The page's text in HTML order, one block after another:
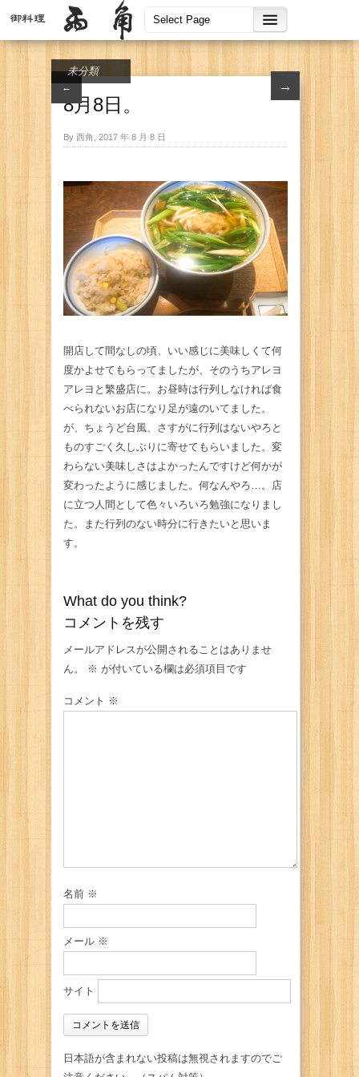
← →
未分類
8月8日。
By 西角, 2017 年 8 月 8 日
開店して間なしの頃、いい感じに美味しくて何
度かよせてもらってましたが、そのうちアレヨ
アレヨと繁盛店に。お昼時は行列しなければ食
べられないお店になり足が遠のいてました。
が、ちょうど台風、さすがに行列はないやろと
ものすごく久しぶりに寄せてもらいました。変
わらない美味しさはよかったんですけど何かが
変わったように感じました。何なんやろ…。店
に立つ人間として色々いろいろ勉強になりまし
た。また行列のない時分に行きたいと思いま
す。
What do you think?
コメントを残す
メールアドレスが公開されることはありませ
ん。
※ が付いている欄は必須項目です
コメント ※
名前 ※
メール ※
サイト
日本語が含まれない投稿は無視されますのでご